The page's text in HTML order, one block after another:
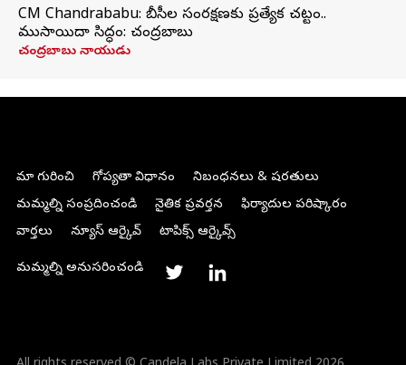
CM Chandrababu: బీసీల సంరక్షణకు ప్రత్యేక చట్టం..
ముసాయిదా సిద్ధం: చంద్రబాబు
చంద్రబాబు నాయుడు
మా గురించి గోప్యతా విధానం
నిబంధనలు & షరతులు
మమ్మల్ని సంప్రదించండి
నైతిక ప్రవర్తన
ఫిర్యాదుల పరిష్కారం
వార్తలు
న్యూస్ ఆర్కైవ్ టాపిక్స్ ఆర్కైవ్స్
మమ్మల్ని అనుసరించండి